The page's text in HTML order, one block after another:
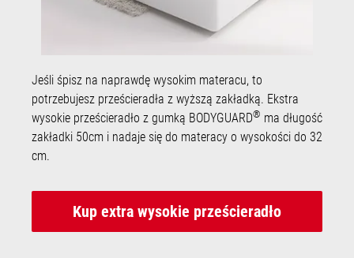
Jeśli śpisz na naprawdę wysokim materacu, to
potrzebujesz prześcieradła z wyższą zakładką. Ekstra
wysokie prześcieradło z gumką BODYGUARD® ma długość
zakładki 50cm i nadaje się do materacy o wysokości do 32
cm.
Kup extra wysokie prześcieradło